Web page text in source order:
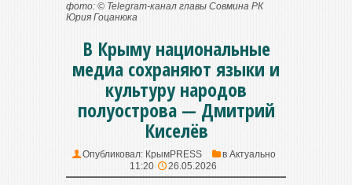
фото: © Telegram-канал главы Совмина РК
Юрия Гоцанюка
В Крыму национальные
медиа сохраняют языки и
культуру народов
полуострова — Дмитрий
Киселёв
Опубликовал: КрымPRESS в Актуально
11:20
26.05.2026